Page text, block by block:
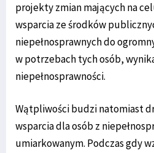
projekty zmian mających na
wsparcia ze środków
niepełnosprawnych do
w potrzebach tych osób,
niepełnosprawności.
Wątpliwości budzi natomiast
wsparcia dla osób z
umiarkowanym. Podczas gdy